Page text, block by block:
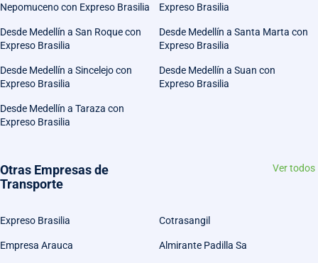
Nepomuceno con Expreso Brasilia
Expreso Brasilia
Desde Medellín a San Roque con
Expreso Brasilia
Desde Medellín a Santa Marta con
Expreso Brasilia
Desde Medellín a Sincelejo con
Expreso Brasilia
Desde Medellín a Suan con
Expreso Brasilia
Desde Medellín a Taraza con
Expreso Brasilia
Otras Empresas de
Transporte
Ver todos
Expreso Brasilia Cotrasangil
Empresa Arauca Almirante Padilla Sa